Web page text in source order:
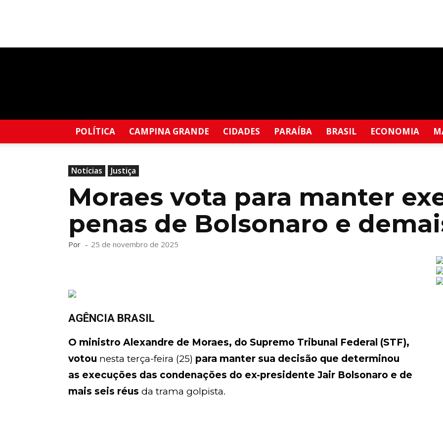
POLÍTICA CAMPINA GRANDE CIDADES PARAÍBA BRASIL ECONOMIA
Notícias Justiça
Moraes vota para manter
penas de Bolsonaro e
Por - 25 de novembro de 2025
AGÊNCIA BRASIL
O ministro Alexandre de Moraes, do Supremo Tribunal Federal (STF),
votou nesta terça-feira (25) para manter sua decisão que determinou
as execuções das condenações do ex-presidente Jair Bolsonaro e de
mais seis réus da trama golpista.